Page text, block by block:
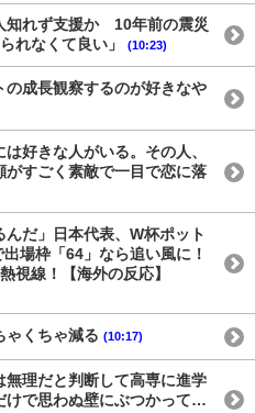
知れず支援か 10年前の震災
れなくて良い」
(10:23)
の成長観察するのが好きなや
好きな人がいる。その人、
すごく素敵で一目で恋に落
だ」日本代表、W杯ポット
場枠「64」なら追い風に！
視線！【海外の反応】
ゃくちゃ減る (10:17)
理だと判断して高専に進学
けで思わぬ壁にぶつかって…